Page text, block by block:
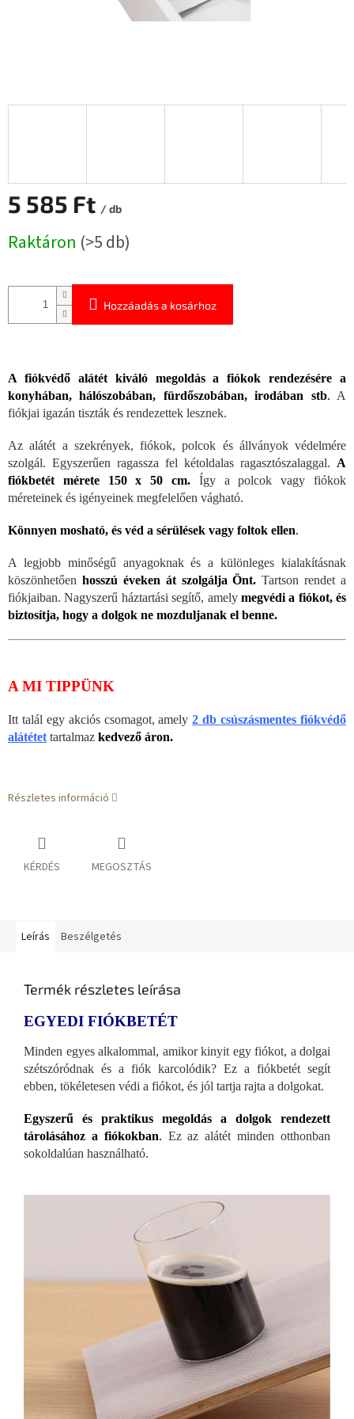
5 585 Ft / db
Raktáron (>5 db)
Hozzáadás a kosárhoz
A fiókvédő alátét kiváló megoldás a fiókok rendezésére a
konyhában, hálószobában, fürdőszobában, irodában stb. A
fiókjai igazán tiszták és rendezettek lesznek.
Az alátét a szekrények, fiókok, polcok és állványok védelmére
szolgál. Egyszerűen ragassza fel kétoldalas ragasztószalaggal. A
fiókbetét mérete 150 x 50 cm.
Így a polcok vagy fiókok
méreteinek és igényeinek megfelelően vágható.
Könnyen mosható, és véd a sérülések vagy foltok ellen.
A legjobb minőségű anyagoknak és a különleges kialakításnak
köszönhetően hosszú éveken át szolgálja Önt. Tartson rendet a
fiókjaiban. Nagyszerű háztartási segítő, amely megvédi a fiókot, és
biztosítja, hogy a dolgok ne mozduljanak el benne.
A MI TIPPÜNK
Itt talál egy akciós csomagot, amely2 db csúszásmentes fiókvédő
alátétet tartalmaz kedvező áron.
Részletes információ
KÉRDÉS MEGOSZTÁS
Leírás Beszélgetés
Termék részletes leírása
EGYEDI FIÓKBETÉT
Minden egyes alkalommal, amikor kinyit egy fiókot, a dolgai
szétszóródnak és a fiók karcolódik? Ez a fiókbetét segít
ebben, tökéletesen védi a fiókot, és jól tartja rajta a dolgokat.
Egyszerű és praktikus megoldás a dolgok rendezett
tárolásához a fiókokban. Ez az alátét minden otthonban
sokoldalúan használható.